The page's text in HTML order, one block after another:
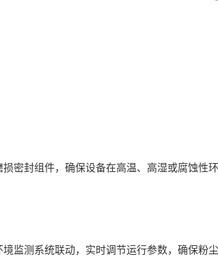
封组件，确保设备在高温、高湿或腐蚀性环
测系统联动，实时调节运行参数，确保粉尘